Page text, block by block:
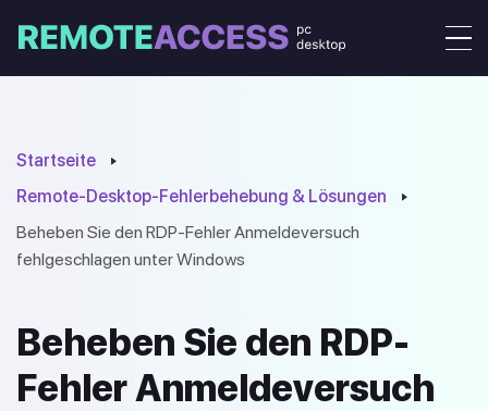
Startseite
Remote-Desktop-Fehlerbehebung & Lösungen
Beheben Sie den RDP-Fehler Anmeldeversuch
fehlgeschlagen unter Windows
Beheben Sie den RDP-
Fehler Anmeldeversuch